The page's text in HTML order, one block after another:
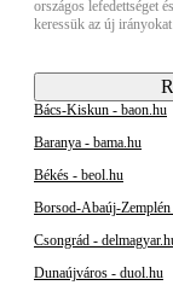
országos lefedettséget
keressük az új
Bács-Kiskun - baon.hu
Baranya - bama.hu
Békés - beol.hu
Borsod-Abaúj-
Csongrád -
Dunaújváros - duol.hu